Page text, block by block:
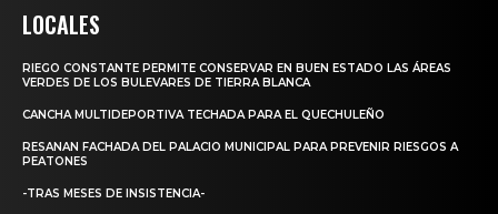
LOCALES
RIEGO CONSTANTE PERMITE CONSERVAR EN BUEN ESTADO LAS ÁREAS
VERDES DE LOS BULEVARES DE TIERRA BLANCA
CANCHA MULTIDEPORTIVA TECHADA PARA EL QUECHULEÑO
RESANAN FACHADA DEL PALACIO MUNICIPAL PARA PREVENIR RIESGOS A
PEATONES
-TRAS MESES DE INSISTENCIA-